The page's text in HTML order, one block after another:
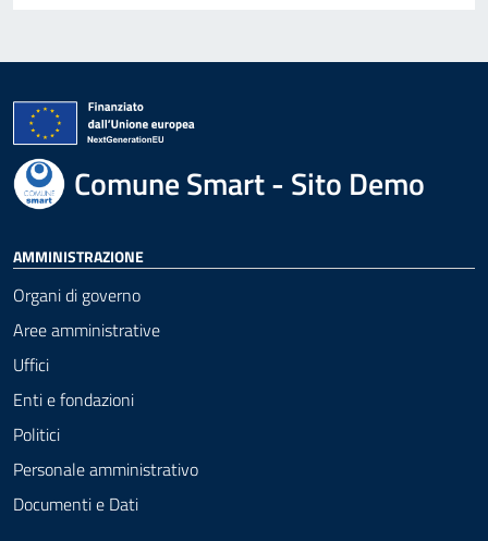
Comune Smart - Sito Demo
AMMINISTRAZIONE
Organi di governo
Aree amministrative
Uffici
Enti e fondazioni
Politici
Personale amministrativo
Documenti e Dati